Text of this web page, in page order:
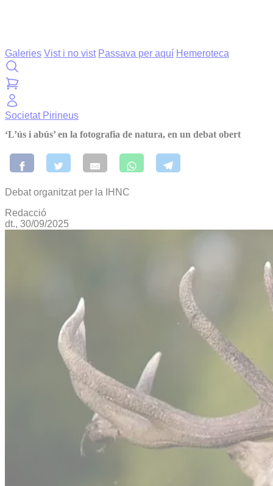
Galeries Vist i no vist Passava per aquí Hemeroteca
Societat Pirineus
‘L’ús i abús’ en la fotografia de natura, en un debat obert
Debat organitzat per la IHNC
Redacció
dt., 30/09/2025